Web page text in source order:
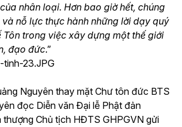
nhân loại. Hơn bao giờ hết, chúng
nỗ lực thực hành những lời dạy quý
trong việc xây dựng một thế giới
đạo đức.”
Nguyên thay mặt Chư tôn đức BTS
đọc Diễn văn Đại lễ Phật đản
thượng Chủ tịch HĐTS GHPGVN gửi